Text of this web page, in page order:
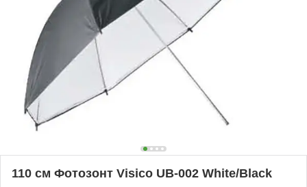
110 см Фотозонт Visico UB-002 White/Black